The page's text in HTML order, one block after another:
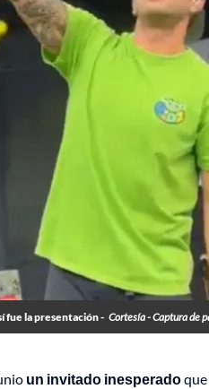
fue la presentación - Cortesía - Captura de
un invitado inesperadoque